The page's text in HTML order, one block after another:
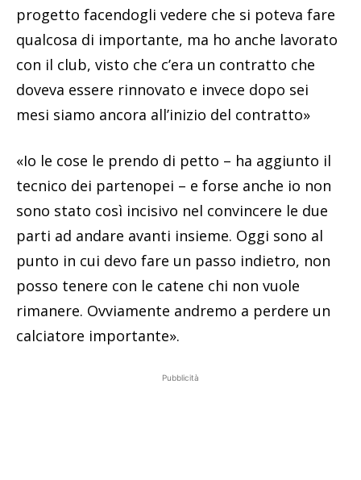
progetto facendogli vedere che si poteva fare
qualcosa di importante, ma ho anche lavorato
con il club, visto che c’era un contratto che
doveva essere rinnovato e invece dopo sei
mesi siamo ancora all’inizio del contratto»
«Io le cose le prendo di petto – ha aggiunto il
tecnico dei partenopei – e forse anche io non
sono stato così incisivo nel convincere le due
parti ad andare avanti insieme. Oggi sono al
punto in cui devo fare un passo indietro, non
posso tenere con le catene chi non vuole
rimanere. Ovviamente andremo a perdere un
calciatore importante».
Pubblicità